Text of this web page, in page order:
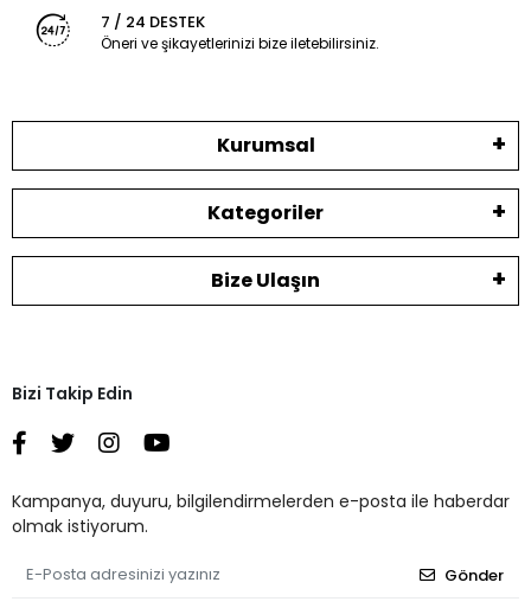
7 / 24 DESTEK
Öneri ve şikayetlerinizi bize iletebilirsiniz.
Kurumsal
Kategoriler
Bize Ulaşın
Bizi Takip Edin
Kampanya, duyuru, bilgilendirmelerden e-posta ile haberdar
olmak istiyorum.
Gönder